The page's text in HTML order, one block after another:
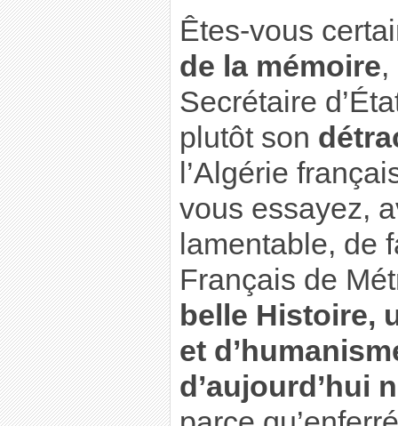
Êtes-vous
de la mémoire,
Secrétaire
plutôt son
l’Algérie
vous essayez,
lamentable, de
Français de
belle Histoire,
et
d’aujourd’hui